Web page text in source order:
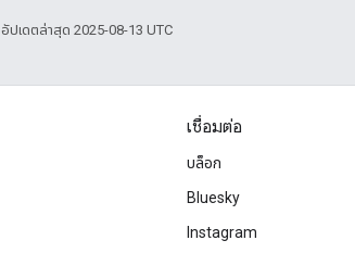
อัปเดตล่าสุด 2025-08-13 UTC
เชื่อมต่อ
บล็อก
Bluesky
Instagram